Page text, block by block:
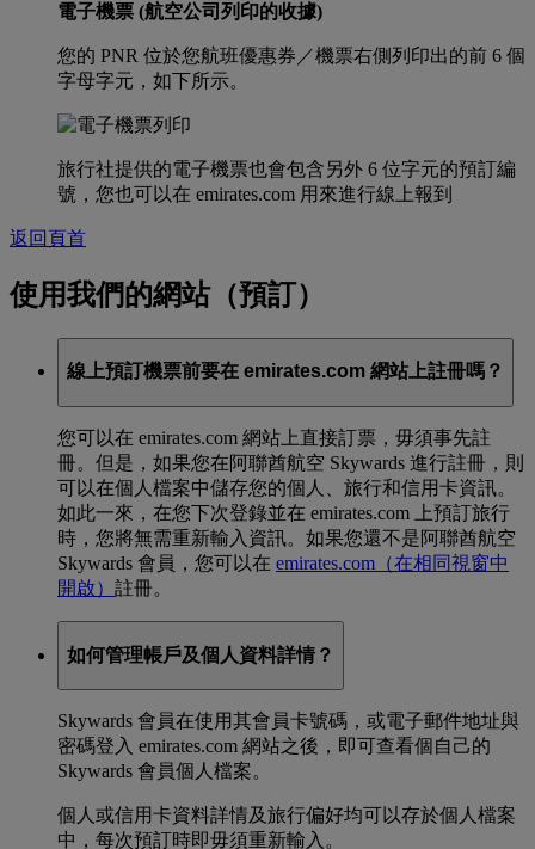
電子機票 (航空公司列印的收據)
您的 PNR 位於您航班優惠券／機票右側列印出的前 6 個
字母字元，如下所示。
旅行社提供的電子機票也會包含另外 6 位字元的預訂編
號，您也可以在 emirates.com 用來進行線上報到
返回頁首
使用我們的網站（預訂）
線上預訂機票前要在 emirates.com 網站上註冊嗎？
您可以在 emirates.com 網站上直接訂票，毋須事先註
冊。但是，如果您在阿聯酋航空 Skywards 進行註冊，則
可以在個人檔案中儲存您的個人、旅行和信用卡資訊。
如此一來，在您下次登錄並在 emirates.com 上預訂旅行
時，您將無需重新輸入資訊。如果您還不是阿聯酋航空
Skywards 會員，您可以在 emirates.com （在相同視窗中
開啟） 註冊。
如何管理帳戶及個人資料詳情？
Skywards 會員在使用其會員卡號碼，或電子郵件地址與
密碼登入 emirates.com 網站之後，即可查看個自己的
Skywards 會員個人檔案。
個人或信用卡資料詳情及旅行偏好均可以存於個人檔案
中，每次預訂時即毋須重新輸入。